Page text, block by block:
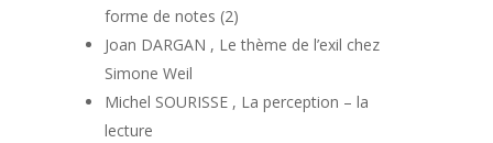
forme de notes (2)
Joan DARGAN , Le thème de l’exil chez
Simone Weil
Michel SOURISSE , La perception – la
lecture